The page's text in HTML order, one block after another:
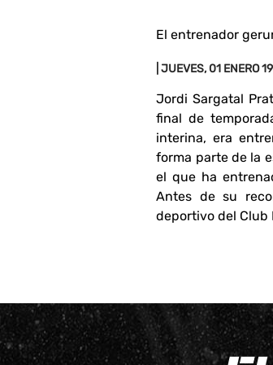
El entrenador
| JUEVES, 01 ENERO
Jordi Sargatal
final de
interina, era
forma parte de la
el que ha
Antes de su
deportivo del Club